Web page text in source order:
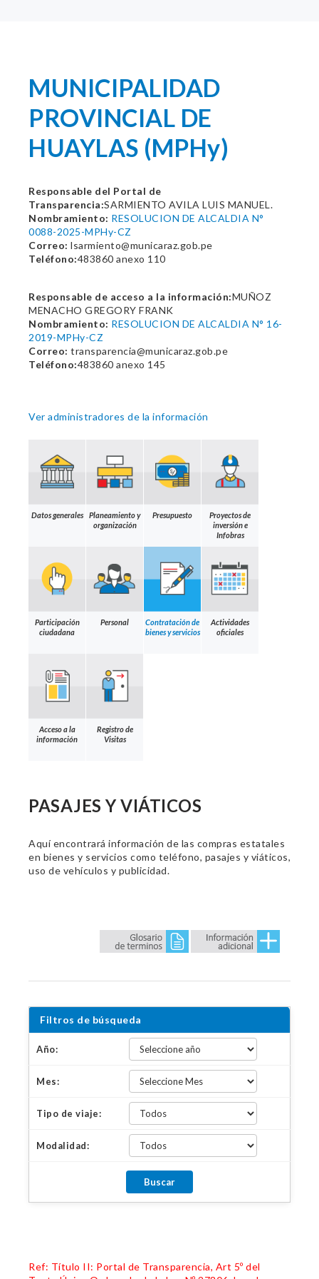
MUNICIPALIDAD
PROVINCIAL DE
HUAYLAS (MPHy)
Responsable del Portal de
Transparencia:SARMIENTO AVILA LUIS MANUEL.
Nombramiento: RESOLUCION DE ALCALDIA N°
0088-2025-MPHy-CZ
Correo: lsarmiento@municaraz.gob.pe
Teléfono:483860 anexo 110
Responsable de acceso a la información:MUÑOZ
MENACHO GREGORY FRANK
Nombramiento: RESOLUCION DE ALCALDIA N° 16-
2019-MPHy-CZ
Correo: transparencia@municaraz.gob.pe
Teléfono:483860 anexo 145
Ver administradores de la información
Datos generales
Planeamiento y
organización
Presupuesto
Proyectos de
inversión e
Infobras
Participación
ciudadana
Personal
Contratación de
bienes y servicios
Actividades
oficiales
Acceso a la
información
Registro de
Visitas
PASAJES Y VIÁTICOS
Aquí encontrará información de las compras estatales
en bienes y servicios como teléfono, pasajes y viáticos,
uso de vehículos y publicidad.
Filtros de búsqueda
Año:
Mes:
Tipo de viaje:
Modalidad:
Ref: Título II: Portal de Transparencia, Art 5º del